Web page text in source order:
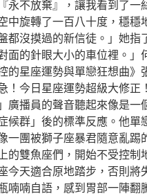
不放棄』，讓我看到了
中旋轉了一百八十度，穩
沒摸過的新信徒。」她
的針眼大小的車位裡。
星座運勢與單戀狂想曲
！今日星座運勢超級大修正
播員的聲音聽起來像是
群」後的標準反應。他
團被獅子座暴君隨意亂
雙魚座們，開始不受控
天適合原地踏步，否則
喃自語，感到胃部一陣